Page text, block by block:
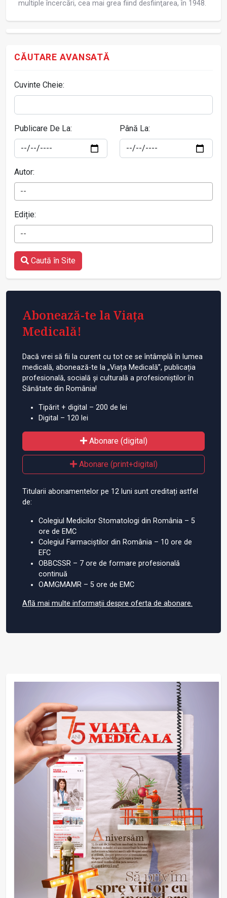
multiple încercări, cea mai grea fiind desfiinţarea, în 1948.
CĂUTARE AVANSATĂ
Cuvinte Cheie:
Publicare De La: Până La:
Autor:
--
Ediție:
--
Caută în Site
Abonează-te la Viața
Medicală!
Dacă vrei să fii la curent cu tot ce se întâmplă în lumea
medicală, abonează-te la „Viața Medicală”, publicația
profesională, socială și culturală a profesioniștilor în
Sănătate din România!
Tipărit + digital – 200 de lei
Digital – 120 lei
Abonare (digital)
Abonare (print+digital)
Titularii abonamentelor pe 12 luni sunt creditați astfel
de:
Colegiul Medicilor Stomatologi din România – 5
ore de EMC
Colegiul Farmaciștilor din România – 10 ore de
EFC
OBBCSSR – 7 ore de formare profesională
continuă
OAMGMAMR – 5 ore de EMC
Află mai multe informații despre oferta de abonare.